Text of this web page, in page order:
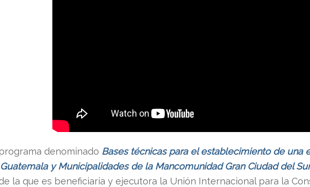
denominado Bases técnicas para el establecimiento de una
y Municipalidades de la Mancomunidad Gran Ciudad del
la que es beneficiaria y ejecutora la Unión Internacional para la